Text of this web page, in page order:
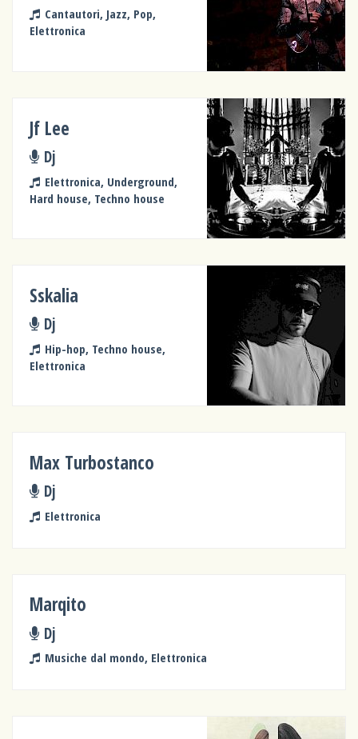
Cantautori, Jazz, Pop,
Elettronica
Jf Lee
Dj
Elettronica, Underground,
Hard house, Techno house
Sskalia
Dj
Hip-hop, Techno house,
Elettronica
Max Turbostanco
Dj
Elettronica
Marqito
Dj
Musiche dal mondo, Elettronica